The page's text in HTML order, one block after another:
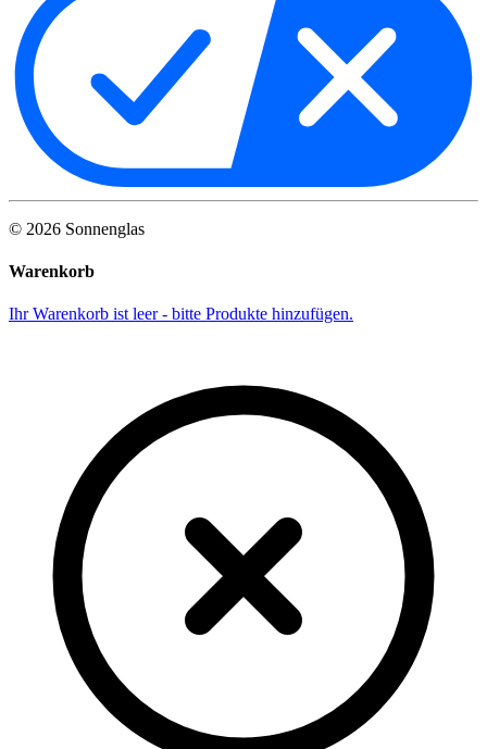
© 2026 Sonnenglas
Warenkorb
Ihr Warenkorb ist leer - bitte Produkte hinzufügen.